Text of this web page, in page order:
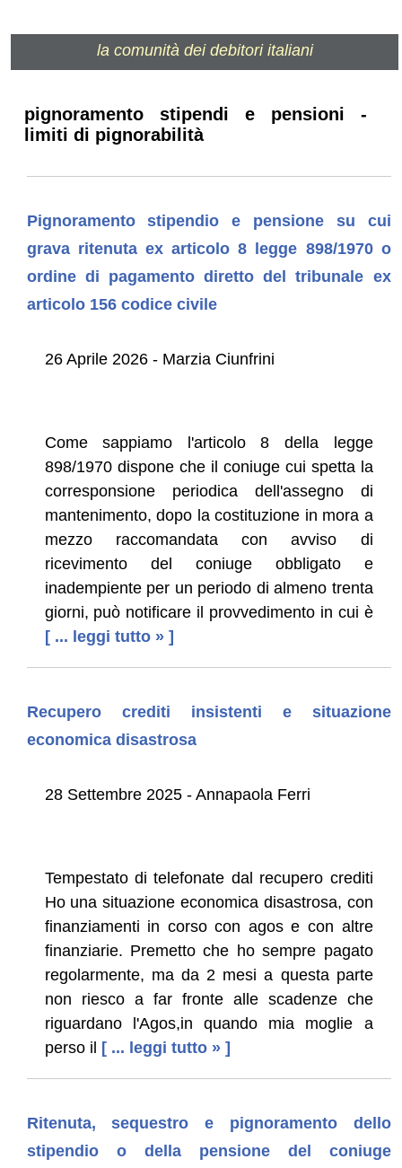
la comunità dei debitori italiani
pignoramento stipendi e pensioni -
limiti di pignorabilità
Pignoramento stipendio e pensione su cui
grava ritenuta ex articolo 8 legge 898/1970 o
ordine di pagamento diretto del tribunale ex
articolo 156 codice civile
26 Aprile 2026 - Marzia Ciunfrini
Come sappiamo l'articolo 8 della legge
898/1970 dispone che il coniuge cui spetta la
corresponsione periodica dell'assegno di
mantenimento, dopo la costituzione in mora a
mezzo raccomandata con avviso di
ricevimento del coniuge obbligato e
inadempiente per un periodo di almeno trenta
giorni, può notificare il provvedimento in cui è
[ ... leggi tutto » ]
Recupero crediti insistenti e situazione
economica disastrosa
28 Settembre 2025 - Annapaola Ferri
Tempestato di telefonate dal recupero crediti
Ho una situazione economica disastrosa, con
finanziamenti in corso con agos e con altre
finanziarie. Premetto che ho sempre pagato
regolarmente, ma da 2 mesi a questa parte
non riesco a far fronte alle scadenze che
riguardano l'Agos,in quando mia moglie a
perso il [ ... leggi tutto » ]
Ritenuta, sequestro e pignoramento dello
stipendio o della pensione del coniuge